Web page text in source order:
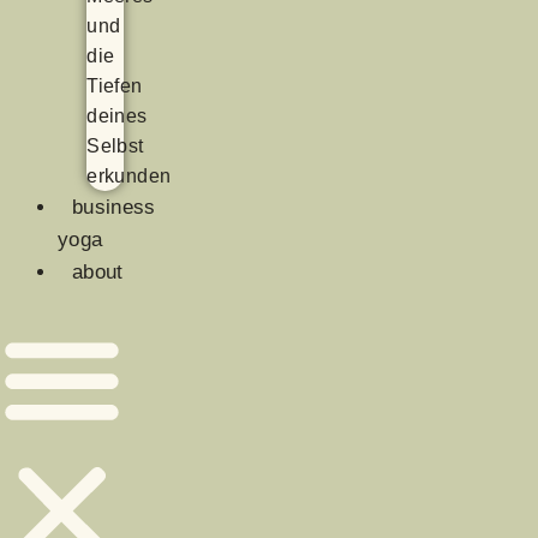
und
die
Tiefen
deines
Selbst
erkunden
business
yoga
about